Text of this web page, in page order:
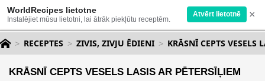
WorldRecipes lietotne
Instalējiet mūsu lietotni, lai ātrāk piekļūtu receptēm.
Atvērt lietotnē ×
RECEPTES ZIVIS, ZIVJU ĒDIENI KRĀSNĪ CEPTS VESELS
KRĀSNĪ CEPTS VESELS LASIS AR PĒTERSĪĻIEM